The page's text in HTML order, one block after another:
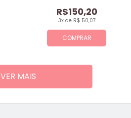
COMPRAR
3x de R$ 50,07
R$150,20
VER MAIS